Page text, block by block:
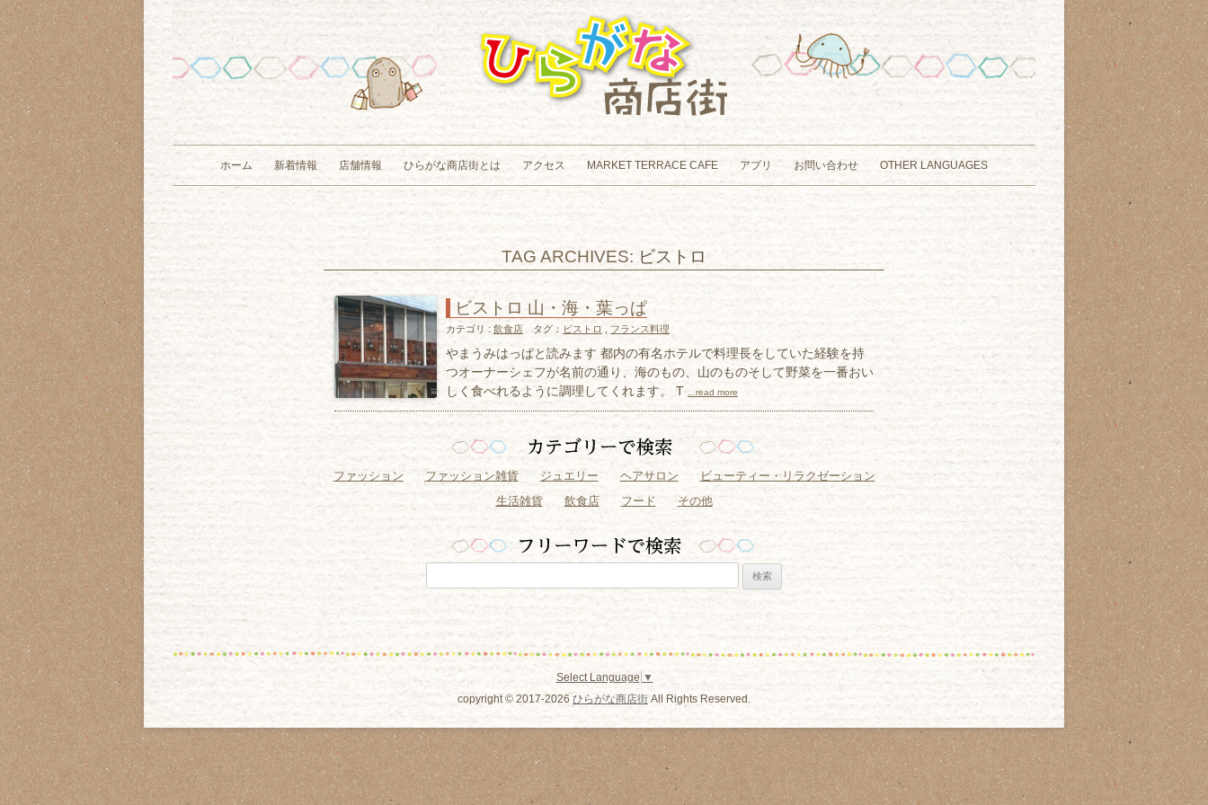
Skip to content
ホーム 新着情報 店舗情報 ひらがな商店街とは アクセス MARKET TERRACE CAFE アプリ お問い合わせ OTHER LANGUAGES
TAG ARCHIVES: ビストロ
ビストロ 山・海・葉っぱ
カテゴリ : 飲食店 タグ： ビストロ フランス料理
やまうみはっぱと読みます 都内の有名ホテルで料理長をしていた経験を持
つオーナーシェフが名前の通り、海のもの、山のものそして野菜を一番おい
しく食べれるように調理してくれます。 T ...read more
ファッション ファッション雑貨 ジュエリー ヘアサロン
ビューティー・リラクゼーション
生活雑貨
飲食店 フード その他
Select Language ▼
copyright © 2017-2026 ひらがな商店街 All Rights Reserved.